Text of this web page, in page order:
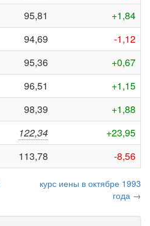
95,81
+1,84
94,69
-1,12
95,36
+0,67
96,51
+1,15
98,39
+1,88
122,34
+23,95
113,78 -8,56
курс иены в октябре 1993
года →